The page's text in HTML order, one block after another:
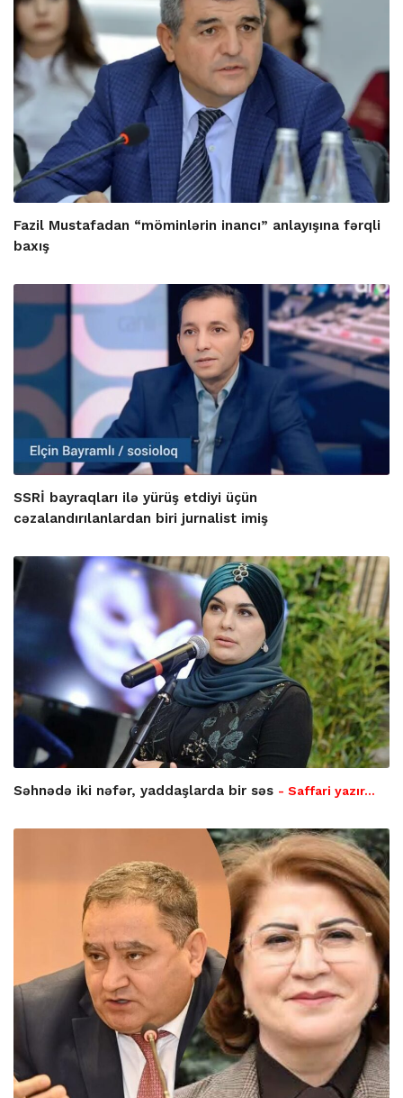
Fazil Mustafadan “möminlərin inancı” anlayışına fərqli
baxış
SSRİ bayraqları ilə yürüş etdiyi üçün
cəzalandırılanlardan biri jurnalist imiş
Səhnədə iki nəfər, yaddaşlarda bir səs - Saffari yazır…